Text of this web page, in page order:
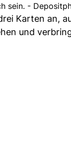
sein. -
Karten an,
und